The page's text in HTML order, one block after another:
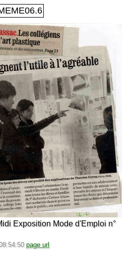
Exposition Mode d'Emploi n°
page url